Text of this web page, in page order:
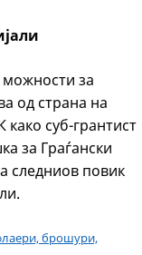
за
од страна на
суб-грантист
за Граѓански
следниов повик
брошури,